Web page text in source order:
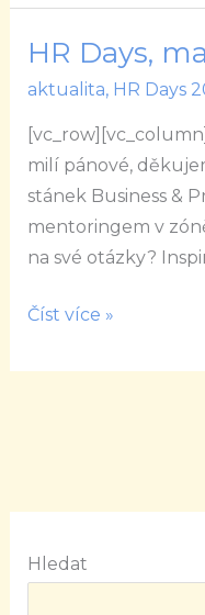
HR Days,
aktualita, HR Days
milí pánové,
stánek Business &
mentoringem v
na své otázky?
HR
Days,
ohlédnutí
Číst více »
Hledat